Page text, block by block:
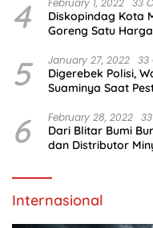
4
Diskopindag Kota
Goreng Satu
5 January 27, 2022 33
Digerebek Polisi,
Suaminya Saat
6 February 28, 2022
Dari Blitar Bumi
dan Distributor
Internasional